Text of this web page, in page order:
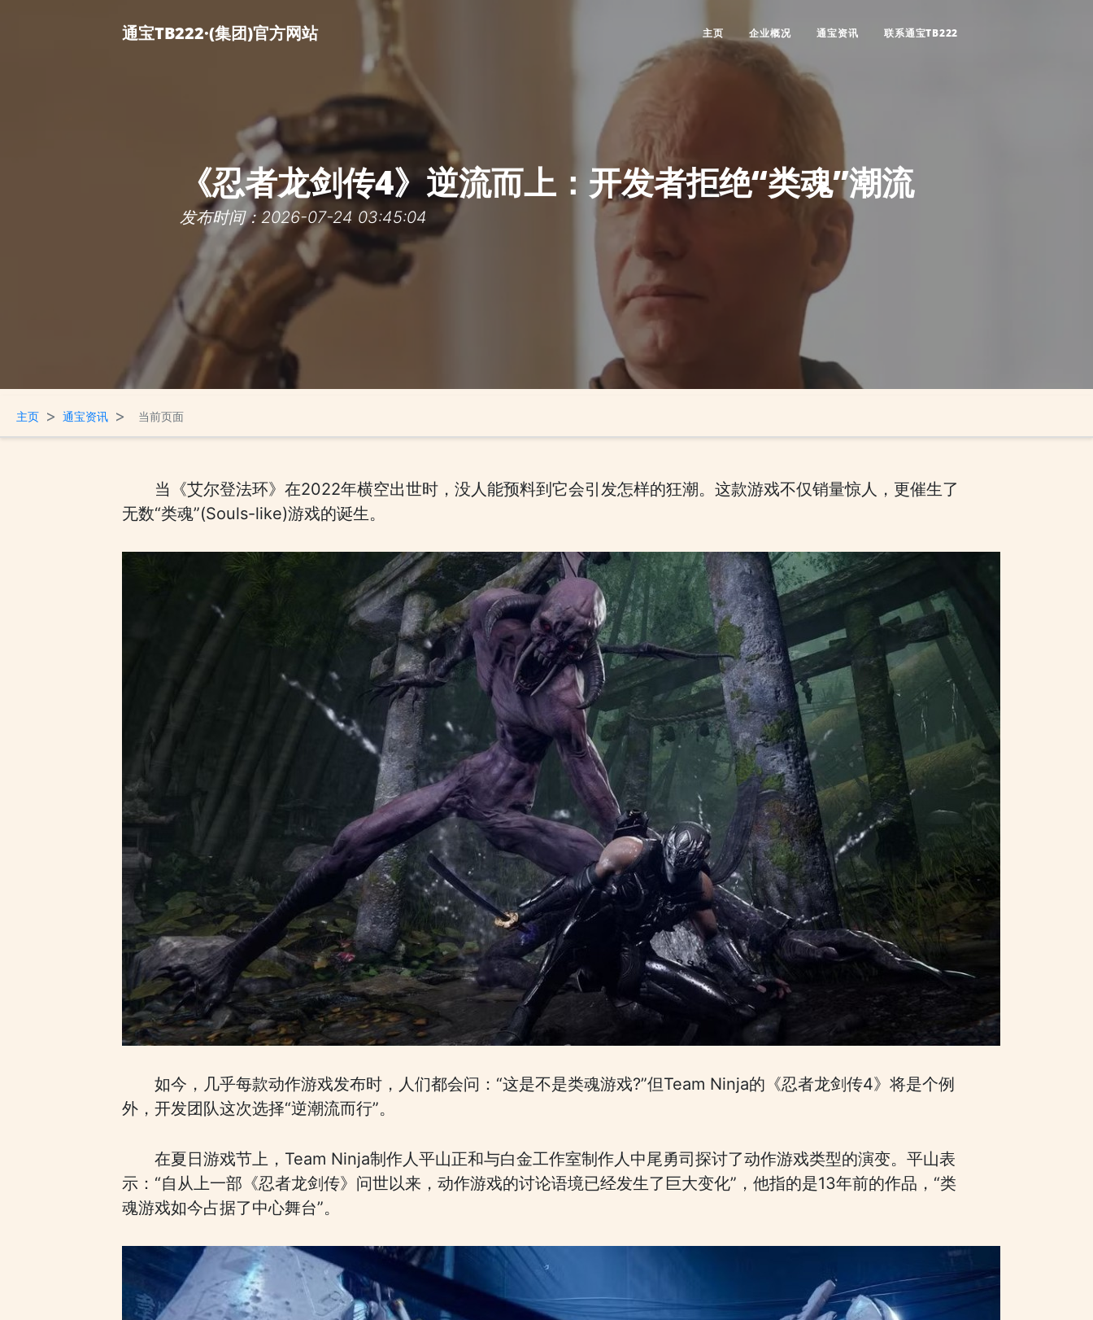
通宝TB222·(集团)官方网站 主页 企业概况 通宝资讯 联系通宝TB222
《忍者龙剑传4》逆流而上：开发者拒绝“类魂”潮流
发布时间：2026-07-24 03:45:04
主页 > 通宝资讯 > 当前页面
当《艾尔登法环》在2022年横空出世时，没人能预料到它会引发怎样的狂潮。这款游戏不仅销量惊人，更催生了
无数“类魂”(Souls-like)游戏的诞生。
如今，几乎每款动作游戏发布时，人们都会问：“这是不是类魂游戏?”但Team Ninja的《忍者龙剑传4》将是个例
外，开发团队这次选择“逆潮流而行”。
在夏日游戏节上，Team Ninja制作人平山正和与白金工作室制作人中尾勇司探讨了动作游戏类型的演变。平山表
示：“自从上一部《忍者龙剑传》问世以来，动作游戏的讨论语境已经发生了巨大变化”，他指的是13年前的作品，“类
魂游戏如今占据了中心舞台”。